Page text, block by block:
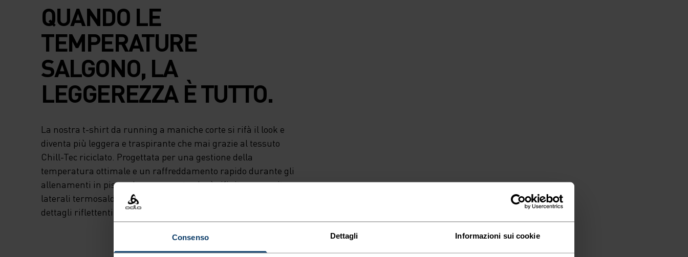
Consenso Dettagli Informazioni sui cookie
QUANDO LE
TEMPERATURE
SALGONO, LA
LEGGEREZZA È TUTTO.
La nostra t-shirt da running a maniche corte si rifà il look e
diventa più leggera e traspirante che mai grazie al tessuto
Chill-Tec riciclato. Progettata per una gestione della
temperatura ottimale e un raffreddamento rapido durante gli
allenamenti in pista o le corse su strada, è rifinita con cuciture
laterali termosaldate, aree di ventilazione tagliate al laser e
dettagli riflettenti. Non lasciarti fermare dal caldo.